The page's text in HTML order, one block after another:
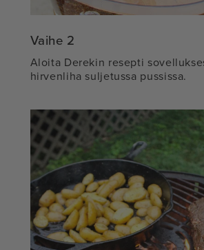
Vaihe 2
Aloita Derekin resepti
hirvenliha suljetussa pussissa.